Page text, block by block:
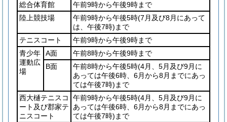
総合体育館
午前9時から午後9時まで
陸上競技場
午前9時から午後5時(7月及び8月にあって
は、午後7時) まで
テニスコート
午前9時から午後9時まで
青少年
運動広
場
A面
午前8時から午後9時まで
B面
午前8時から午後5時(4月、5月及び9月に
あっては午後6時、6月から8月までにあっ
ては午後7時) まで
西大樋テニスコ
ート及び郡家テ
ニスコート
午前9時から午後5時(4月、5月及び9月に
あっては午後6時、6月から8月までにあっ
ては午後7時) まで